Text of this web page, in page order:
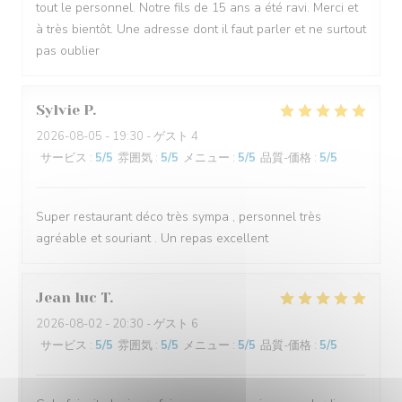
tout le personnel. Notre fils de 15 ans a été ravi. Merci et
à très bientôt. Une adresse dont il faut parler et ne surtout
pas oublier
Sylvie P
2026-08-05 - 19:30 - ゲスト 4
サービス : 5/5 雰囲気 : 5/5 メニュー : 5/5 品質-価格 : 5/5
Super restaurant déco très sympa , personnel très
agréable et souriant . Un repas excellent
Jean luc T
2026-08-02 - 20:30 - ゲスト 6
サービス : 5/5 雰囲気 : 5/5 メニュー : 5/5 品質-価格 : 5/5